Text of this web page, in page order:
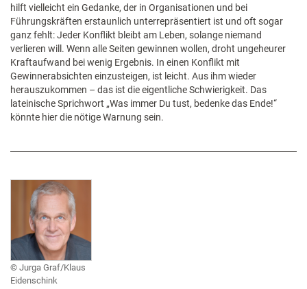
hilft vielleicht ein Gedanke, der in Organisationen und bei
Führungskräften erstaunlich unterrepräsentiert ist und oft sogar
ganz fehlt: Jeder Konflikt bleibt am Leben, solange niemand
verlieren will. Wenn alle Seiten gewinnen wollen, droht ungeheurer
Kraftaufwand bei wenig Ergebnis. In einen Konflikt mit
Gewinnerabsichten einzusteigen, ist leicht. Aus ihm wieder
herauszukommen – das ist die eigentliche Schwierigkeit. Das
lateinische Sprichwort „Was immer Du tust, bedenke das Ende!“
könnte hier die nötige Warnung sein.
Jurga Graf/Klaus
Eidenschink